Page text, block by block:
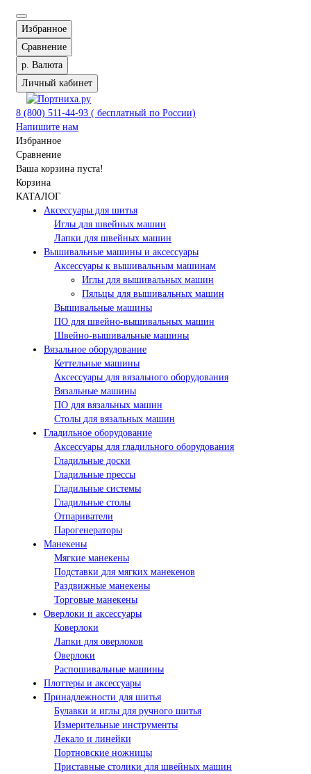
Избранное
Сравнение
р. Валюта
Личный кабинет
8 (800) 511-44-93 ( бесплатный по России)
Напишите нам
Избранное
Сравнение
Ваша корзина пуста!
Корзина
КАТАЛОГ
Аксессуары для шитья
Иглы для швейных машин
Лапки для швейных машин
Вышивальные машины и аксессуары
Аксессуары к вышивальным машинам
Иглы для вышивальных машин
Пяльцы для вышивальных машин
Вышивальные машины
ПО для швейно-вышивальных машин
Швейно-вышивальные машины
Вязальное оборудование
Кеттельные машины
Аксессуары для вязального оборудования
Вязальные машины
ПО для вязальных машин
Столы для вязальных машин
Гладильное оборудование
Аксессуары для гладильного оборудования
Гладильные доски
Гладильные прессы
Гладильные системы
Гладильные столы
Отпариватели
Парогенераторы
Манекены
Мягкие манекены
Подставки для мягких манекенов
Раздвижные манекены
Торговые манекены
Оверлоки и аксессуары
Коверлоки
Лапки для оверлоков
Оверлоки
Распошивальные машины
Плоттеры и аксессуары
Принадлежности для шитья
Булавки и иглы для ручного шитья
Измерительные инструменты
Лекало и линейки
Портновские ножницы
Приставные столики для швейных машин